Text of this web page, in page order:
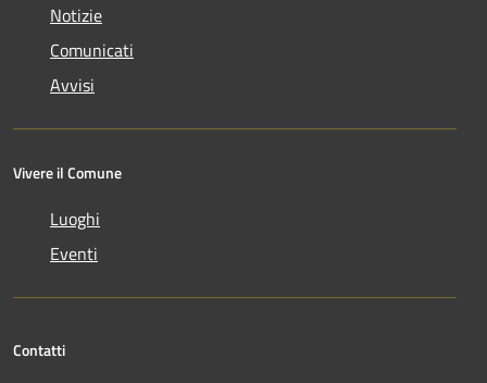
Notizie
Comunicati
Avvisi
Vivere il Comune
Luoghi
Eventi
Contatti